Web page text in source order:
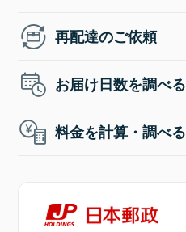
再配達のご依頼
お届け日数を調べる
料金を計算・調べる